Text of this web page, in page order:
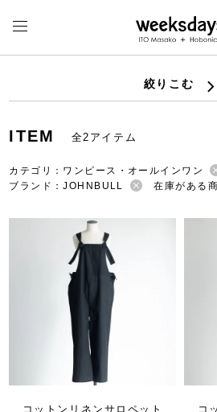
絞りこむ
ITEM 全2アイテム
カテゴリ：ワンピース・オールインワン
ブランド：JOHNBULL
在庫がある
コットンリネンサロペット
コ